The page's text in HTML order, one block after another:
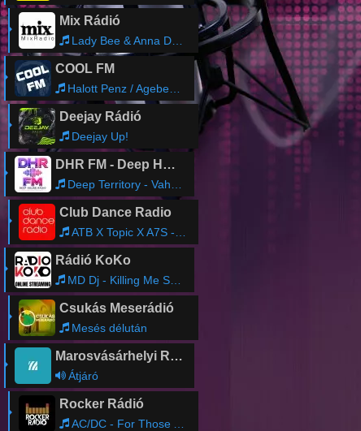
Mix Rádió
Lady Bee & Anna De Ferran - I Go (Extended Mix)
COOL FM
Halott Penz / Agebeat / Kovary - Elnunk Kellett Volna
Deejay Rádió
Deejay Up!
DHR FM - Deep House Radio
Deep Territory - Vahid Beats - Lost in Us
Club Dance Radio
ATB X Topic X A7S - Your Love (9PM) (Extended Mix)
Rádió KoKo
MD Dj - Killing Me Softly
Csukás Meserádió
Mesés délután
Marosvásárhelyi Rádió
Átjáró
Rocker Rádió
AC/DC - For Those About To Rock